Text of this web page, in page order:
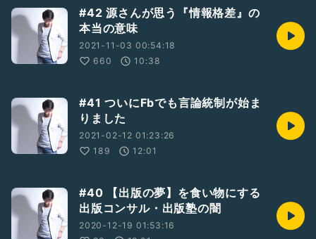
#42 源さんが思う『情報格差』の
本当の意味
2021-11-03 00:54:18
660
10:38
#41 ついにFbでも言論統制が始ま
りました
2021-02-12 01:23:26
189
12:01
#40 【出版の夢】を食い物にする
出版コンサル・出版塾の闇
2020-12-19 01:53:16